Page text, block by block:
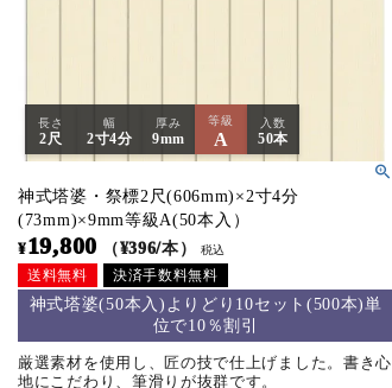
長さ
2尺
幅
2寸4分
厚み
9mm
等級
A
入数
50本
神式塔婆・祭標2尺(606mm)×2寸4分
(73mm)×9mm等級A(50本入）
¥19,800 （¥396/本） 税込
送料無料 決済手数料無料
神式塔婆(50本入)よりどり10セット(500本)単
位で10％割引
厳選素材を使用し、匠の技で仕上げました。書き心
地にこだわり、筆滑りが抜群です。